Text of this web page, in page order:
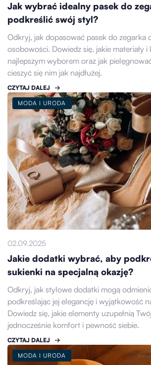
Jak wybrać idealny pasek do
podkreślić swój styl?
Odkryj, jak dopasować pasek do zegarka
osobowości. Dowiedz się, jakie materiały
najlepszym wyborem oraz jak
cieszyć się nim jak najdłużej.
CZYTAJ DALEJ
MODA I URODA
02.09.2025
Jakie dodatki wybrać, aby
sukienki na specjalną okazję?
Odkryj, jak stylowe dodatki mogą
podkreślając jej elegancję i wyjątkowość
Dowiedz się, jakie elementy uzupełnią
jednocześnie komfort i pewność siebie.
CZYTAJ DALEJ
MODA I URODA